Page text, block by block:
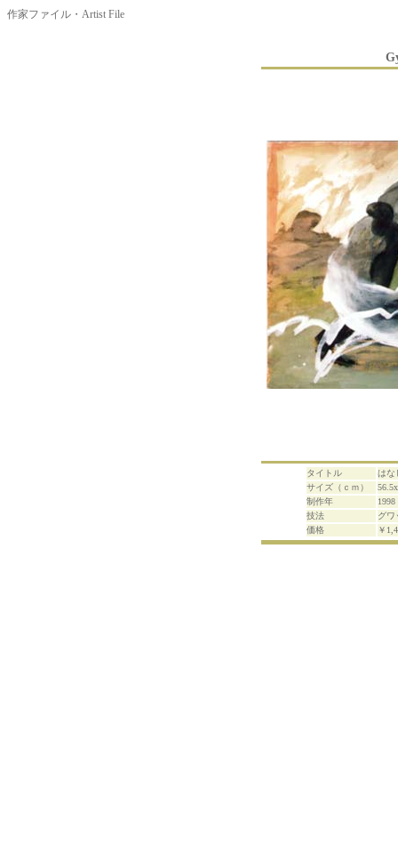
作家ファイル・Artist File
タイトル
はな
サイズ（ｃｍ）
制作年
1998
技法
グワ
価格
￥